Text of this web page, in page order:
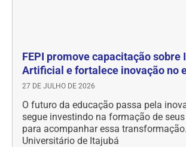
FEPI promove capacitação sobre
Artificial e fortalece inovação no
27 DE JULHO DE 2026
O futuro da educação passa pela
segue investindo na formação de
para acompanhar essa
Universitário de Itajubá